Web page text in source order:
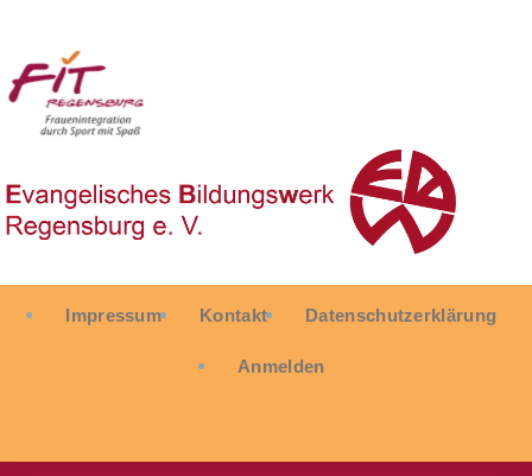
User
Impressum Kontakt Datenschutzerklärung
Anmelden